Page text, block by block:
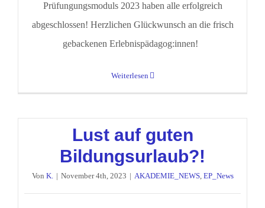
Prüfungungsmoduls 2023 haben alle erfolgreich
abgeschlossen! Herzlichen Glückwunsch an die frisch
gebackenen Erlebnispädagog:innen!
Weiterlesen
Lust auf guten
Bildungsurlaub?!
Von K. | November 4th, 2023 | AKADEMIE_NEWS, EP_News